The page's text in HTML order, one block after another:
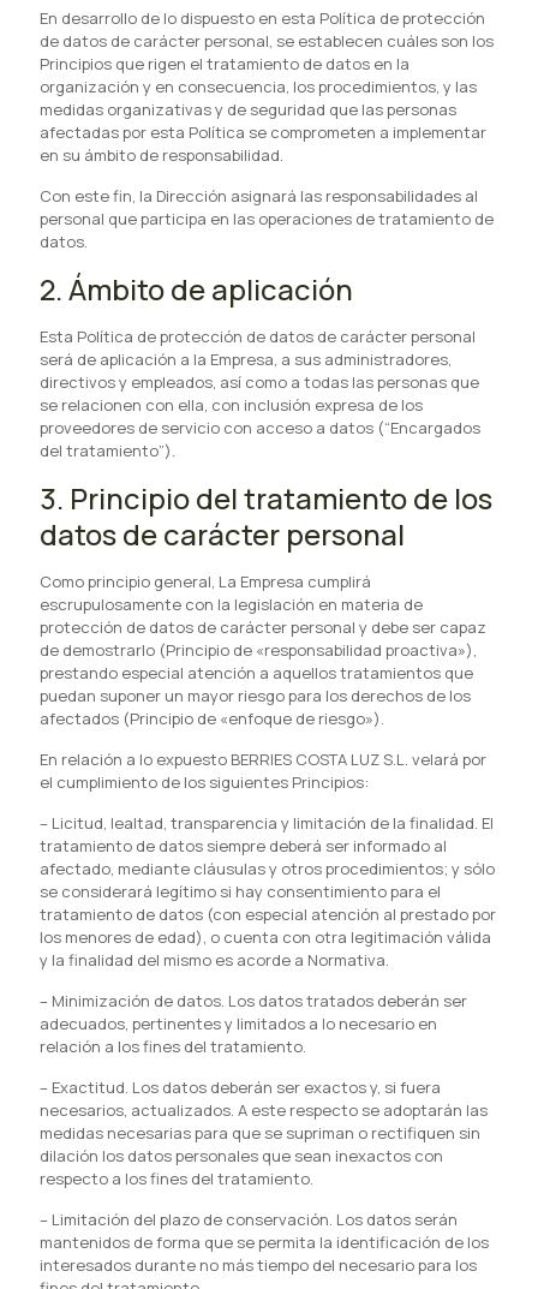
En desarrollo de lo dispuesto en esta Política de protección
de datos de carácter personal, se establecen cuáles son los
Principios que rigen el tratamiento de datos en la
organización y en consecuencia, los procedimientos, y las
medidas organizativas y de seguridad que las personas
afectadas por esta Política se comprometen a implementar
en su ámbito de responsabilidad.
Con este fin, la Dirección asignará las responsabilidades al
personal que participa en las operaciones de tratamiento de
datos.
2. Ámbito de aplicación
Esta Política de protección de datos de carácter personal
será de aplicación a la Empresa, a sus administradores,
directivos y empleados, así como a todas las personas que
se relacionen con ella, con inclusión expresa de los
proveedores de servicio con acceso a datos (“Encargados
del tratamiento”).
3. Principio del tratamiento de los
datos de carácter personal
Como principio general, La Empresa cumplirá
escrupulosamente con la legislación en materia de
protección de datos de carácter personal y debe ser capaz
de demostrarlo (Principio de «responsabilidad proactiva»),
prestando especial atención a aquellos tratamientos que
puedan suponer un mayor riesgo para los derechos de los
afectados (Principio de «enfoque de riesgo»).
En relación a lo expuesto BERRIES COSTA LUZ S.L. velará por
el cumplimiento de los siguientes Principios:
– Licitud, lealtad, transparencia y limitación de la finalidad. El
tratamiento de datos siempre deberá ser informado al
afectado, mediante cláusulas y otros procedimientos; y sólo
se considerará legítimo si hay consentimiento para el
tratamiento de datos (con especial atención al prestado por
los menores de edad), o cuenta con otra legitimación válida
y la finalidad del mismo es acorde a Normativa.
– Minimización de datos. Los datos tratados deberán ser
adecuados, pertinentes y limitados a lo necesario en
relación a los fines del tratamiento.
– Exactitud. Los datos deberán ser exactos y, si fuera
necesarios, actualizados. A este respecto se adoptarán las
medidas necesarias para que se supriman o rectifiquen sin
dilación los datos personales que sean inexactos con
respecto a los fines del tratamiento.
– Limitación del plazo de conservación. Los datos serán
mantenidos de forma que se permita la identificación de los
interesados durante no más tiempo del necesario para los